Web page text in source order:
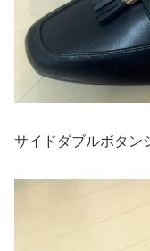
サイドダブルボタ